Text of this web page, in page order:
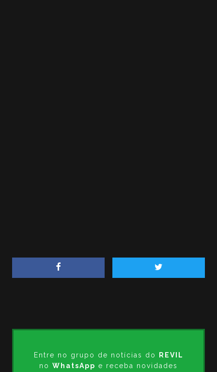
Entre no grupo de notícias do
REVIL
no WhatsApp e receba novidades